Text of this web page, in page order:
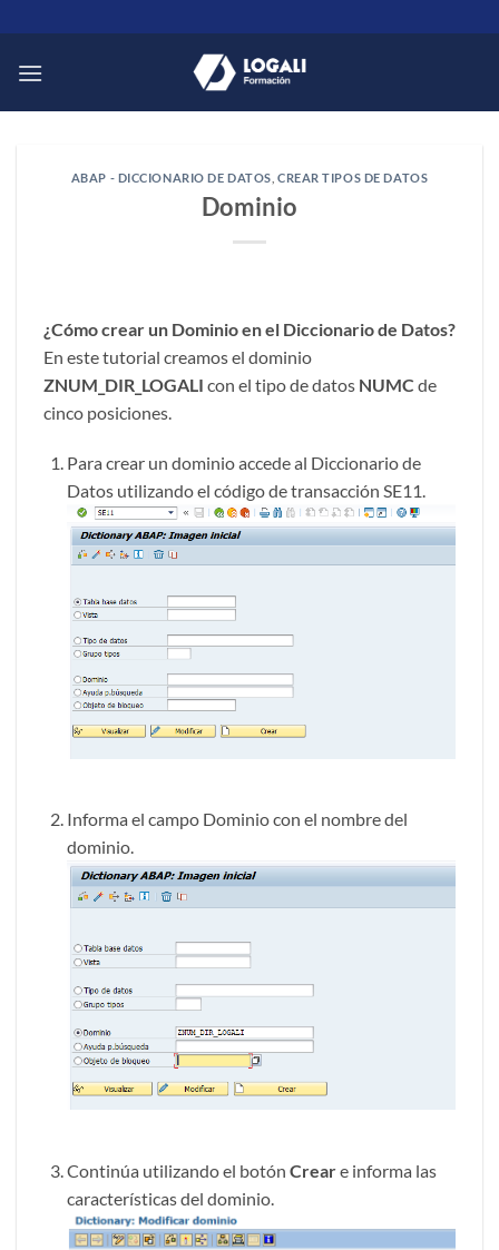
al
contenido
ABAP - DICCIONARIO DE DATOS ,CREAR TIPOS DE DATOS
Dominio
¿Cómo crear un Dominio en el Diccionario de Datos?
En este tutorial creamos el dominio
ZNUM_DIR_LOGALI con el tipo de datos NUMC de
cinco posiciones.
Para crear un dominio accede al Diccionario de
Datos utilizando el código de transacción SE11.
Informa el campo Dominio con el nombre del
dominio.
Continúa utilizando el botón Creare informa las
características del dominio.